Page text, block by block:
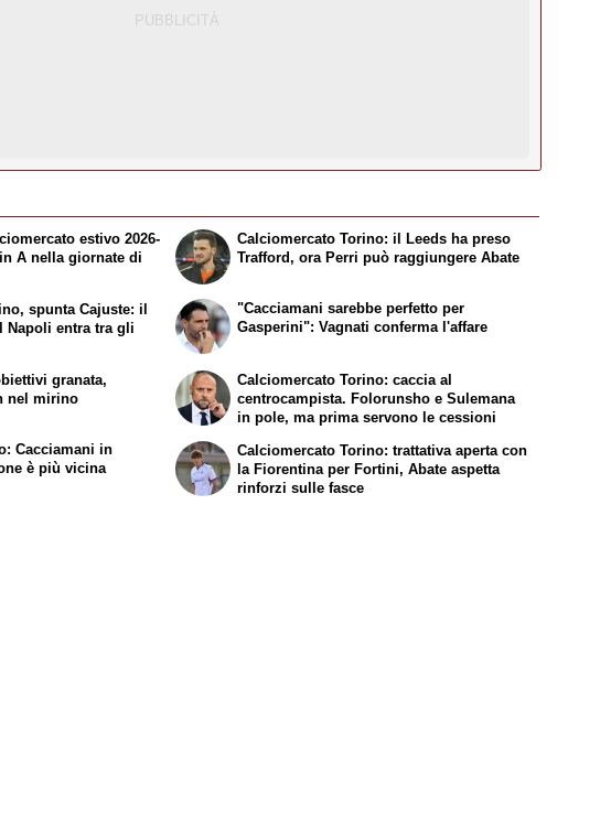
estivo 2026-
A nella giornate di
spunta Cajuste: il
Napoli entra tra gli
Calciomercato Torino: il Leeds ha preso
Trafford, ora Perri può raggiungere Abate
"Cacciamani sarebbe perfetto per
Gasperini": Vagnati conferma l'affare
granata,
nel mirino
Cacciamani in
è più vicina
Calciomercato Torino: caccia al
centrocampista. Folorunsho e Sulemana
in pole, ma prima servono le cessioni
Calciomercato Torino: trattativa aperta con
la Fiorentina per Fortini, Abate aspetta
rinforzi sulle fasce